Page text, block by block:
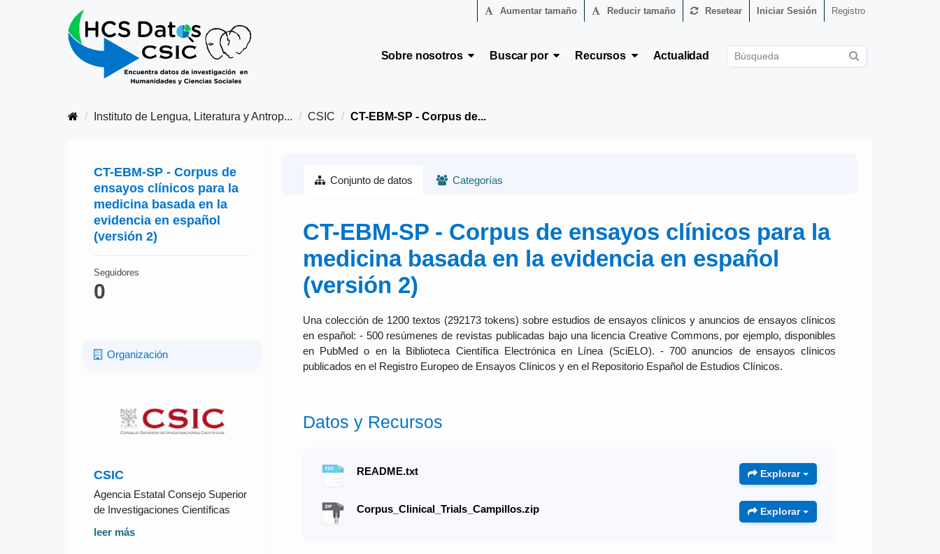
Aumentar tamaño Reducir tamaño Resetear Iniciar Sesión Registro
Sobre nosotros Buscar por Recursos Actualidad
Instituto de Lengua, Literatura y Antrop... CSIC CT-EBM-SP - Corpus de...
CT-EBM-SP - Corpus de
ensayos clínicos para la
medicina basada en la
evidencia en español
(versión 2)
Seguidores
0
Organización
CSIC
Agencia Estatal Consejo Superior
de Investigaciones Científicas
leer más
Conjunto de datos Categorías
CT-EBM-SP - Corpus de ensayos clínicos para la
medicina basada en la evidencia en español
(versión 2)
Una colección de 1200 textos (292173 tokens) sobre estudios de ensayos clínicos y anuncios de ensayos clínicos
en español: - 500 resúmenes de revistas publicadas bajo una licencia Creative Commons, por ejemplo, disponibles
en PubMed o en la Biblioteca Científica Electrónica en Línea (SciELO). - 700 anuncios de ensayos clínicos
publicados en el Registro Europeo de Ensayos Clínicos y en el Repositorio Español de Estudios Clínicos.
Datos y Recursos
README.txt Explorar
Corpus_Clinical_Trials_Campillos.zip Explorar